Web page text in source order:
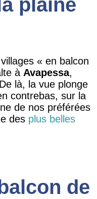
plaine
« en balcon
à Avapessa,
là, la vue plonge
contrebas, sur la
de nos préférées
des plus belles
de